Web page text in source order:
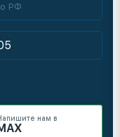
РФ
нам в